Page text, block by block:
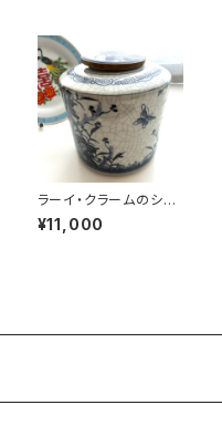
ラーイ・クラームのシノ
ワズリ円筒壺
¥11,000